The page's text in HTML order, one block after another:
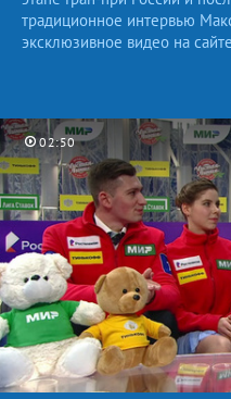
традиционное интервью
эксклюзивное видео на
02:50